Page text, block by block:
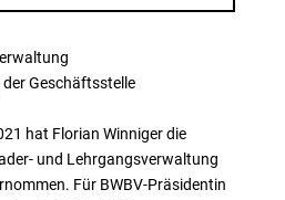
Geschäftsstelle
hat Florian Winniger die
und Lehrgangsverwaltung
Für BWBV-Präsidentin